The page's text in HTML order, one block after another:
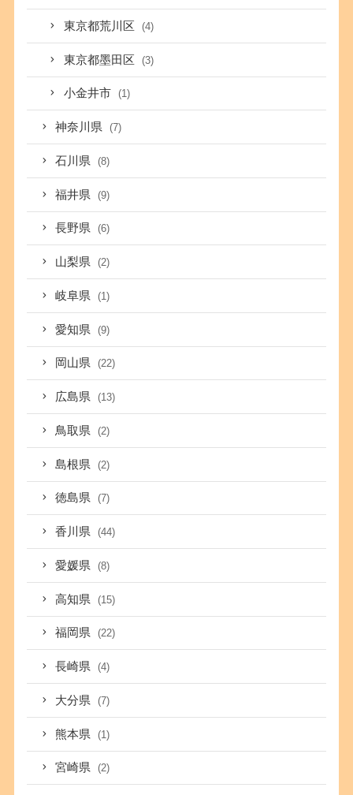
東京都荒川区 (4)
東京都墨田区 (3)
小金井市 (1)
神奈川県 (7)
石川県 (8)
福井県 (9)
長野県 (6)
山梨県 (2)
岐阜県 (1)
愛知県 (9)
岡山県 (22)
広島県 (13)
鳥取県 (2)
島根県 (2)
徳島県 (7)
香川県 (44)
愛媛県 (8)
高知県 (15)
福岡県 (22)
長崎県 (4)
大分県 (7)
熊本県 (1)
宮崎県 (2)